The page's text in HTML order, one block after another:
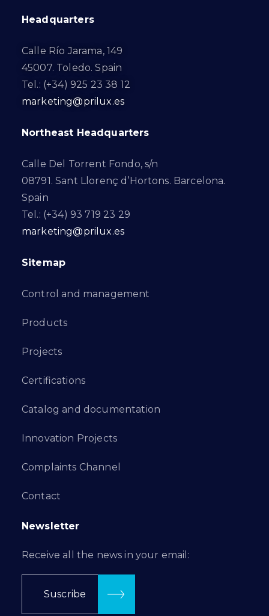
Headquarters
Calle Río Jarama, 149
45007. Toledo. Spain
Tel.: (+34) 925 23 38 12
marketing@prilux.es
Northeast Headquarters
Calle Del Torrent Fondo, s/n
08791. Sant Llorenç d’Hortons. Barcelona.
Spain
Tel.: (+34) 93 719 23 29
marketing@prilux.es
Sitemap
Control and management
Products
Projects
Certifications
Catalog and documentation
Innovation Projects
Complaints Channel
Contact
Newsletter
Receive all the news in your email:
Suscribe